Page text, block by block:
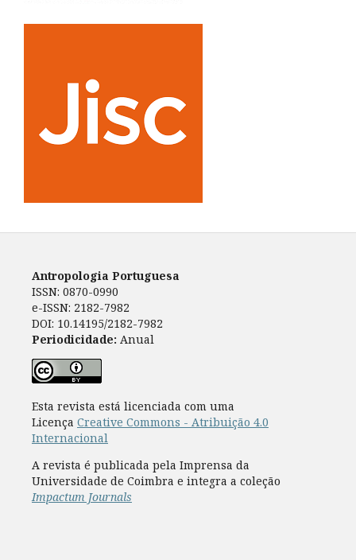
Antropologia Portuguesa
ISSN: 0870-0990
e-ISSN: 2182-7982
DOI: 10.14195/2182-7982
Periodicidade: Anual
Esta revista está licenciada com uma
Licença Creative Commons - Atribuição 4.0
Internacional
A revista é publicada pela Imprensa da
Universidade de Coimbra e integra a coleção
Impactum Journals